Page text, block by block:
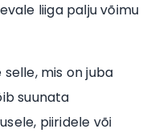
liiga palju võimu
mis on juba
suunata
piiridele või